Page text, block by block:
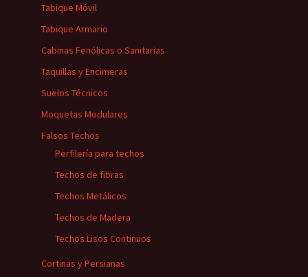
Tabique Móvil
Tabique Armario
Cabinas Fenólicas o Sanitarias
Taquillas y Encimeras
Suelos Técnicos
Moquetas Modulares
Falsos Techos
Perfilería para techos
Techos de fibras
Techos Metálicos
Techos de Madera
Techos Lisos Continuos
Cortinas y Persianas